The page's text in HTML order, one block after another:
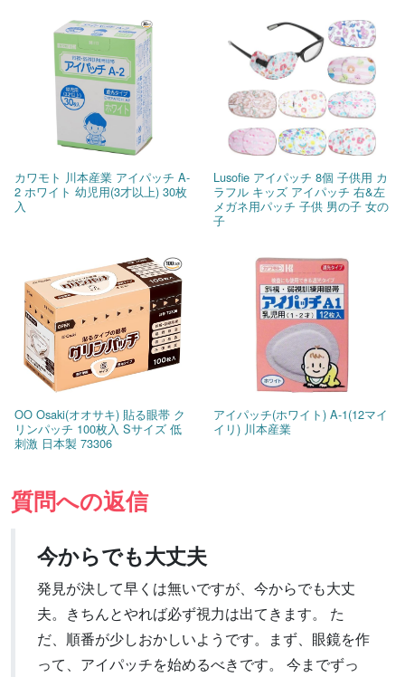
カワモト 川本産業 アイパッチ A-
2 ホワイト 幼児用(3才以上) 30枚
入
Lusofie アイパッチ 8個 子供用 カ
ラフル キッズ アイパッチ 右&左
メガネ用パッチ 子供 男の子 女の
子
OO Osaki(オオサキ) 貼る眼帯 ク
リンパッチ 100枚入 Sサイズ 低
刺激 日本製 73306
アイパッチ(ホワイト) A-1(12マイ
イリ) 川本産業
質問への返信
今からでも大丈夫
発見が決して早くは無いですが、今からでも大丈
夫。きちんとやれば必ず視力は出てきます。 た
だ、順番が少しおかしいようです。まず、眼鏡を作
って、アイパッチを始めるべきです。 今までずっ